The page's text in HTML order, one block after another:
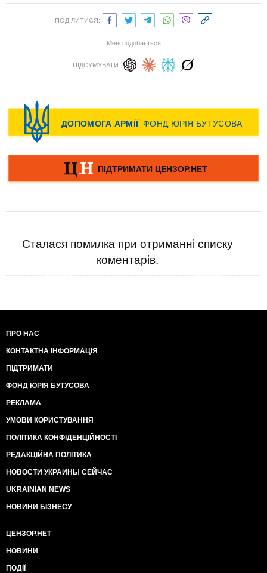
ПОДІЛИТИСЯ:
Мені подобається
ПІДСУМУВАТИ:
Сталася помилка при отриманні списку
коментарів.
ПРО НАС
КОНТАКТНА ІНФОРМАЦІЯ
ПІДТРИМАТИ
ФОНД ЮРІЯ БУТУСОВА
РЕКЛАМА
УМОВИ КОРИСТУВАННЯ
ПОЛІТИКА КОНФІДЕНЦІЙНОСТІ
РЕДАКЦІЙНА ПОЛІТИКА
НОВОСТИ УКРАИНЫ СЕЙЧАС
UKRAINIAN NEWS
НОВИНИ БІЗНЕСУ
ЦЕНЗОР.НЕТ
НОВИНИ
ПОДІЇ